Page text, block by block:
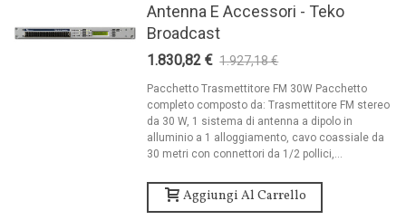
Antenna E Accessori - Teko
Broadcast
1.830,82 € 1.927,18 €
Pacchetto Trasmettitore FM 30W Pacchetto
completo composto da: Trasmettitore FM stereo
da 30 W, 1 sistema di antenna a dipolo in
alluminio a 1 alloggiamento, cavo coassiale da
30 metri con connettori da 1/2 pollici,...
Aggiungi Al Carrello